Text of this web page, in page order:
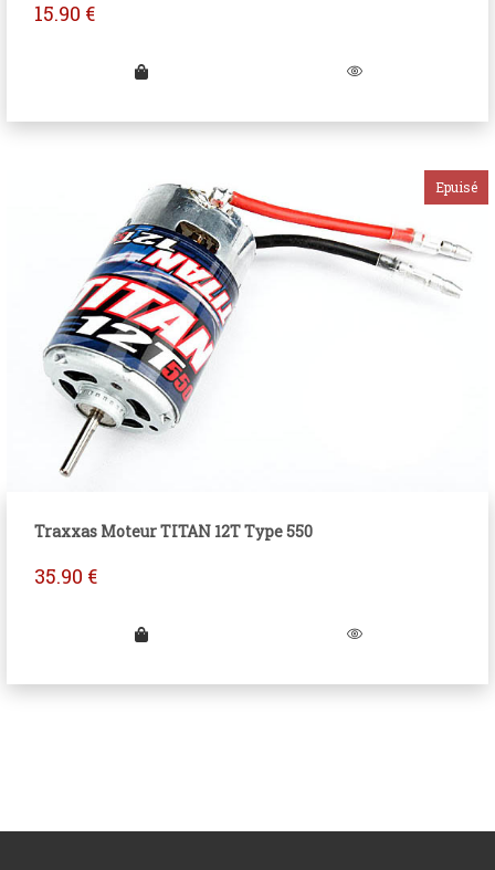
15.90 €
Traxxas Moteur TITAN 12T Type 550
35.90 €